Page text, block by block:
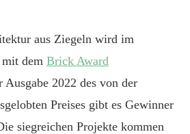
aus Ziegeln wird im
dem Brick Award
Ausgabe 2022 des von der
Preises gibt es Gewinner
siegreichen Projekte kommen